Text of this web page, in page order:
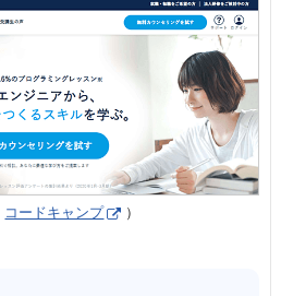
コードキャンプ ）